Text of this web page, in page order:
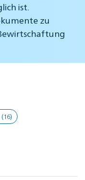
ist.
zu
(16)